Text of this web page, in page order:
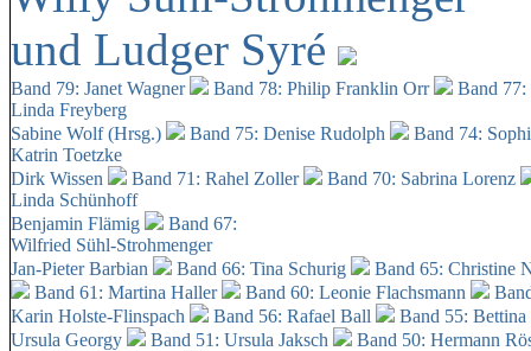
und Ludger Syré
Band 79: Janet Wagner Band 78: Philip Franklin Orr
Band
Linda Freyberg
Sabine Wolf (Hrsg.)
Band 75: Denise Rudolph
Band 74:
Katrin Toetzke
Dirk Wissen
Band 71: Rahel Zoller
Band 70: Sabrina Lorenz
Linda Schünhoff
Benjamin Flämig
Band 67:
Wilfried Sühl-Strohmenger
Jan-Pieter Barbian
Band 66: Tina Schurig
Band 65: Christine
Band 61: Martina Haller
Band 60: Leonie Flachsmann
Karin Holste-Flinspach
Band 56: Rafael Ball
Band 55:
Ursula Georgy
Band 51: Ursula Jaksch Band 50: Hermann